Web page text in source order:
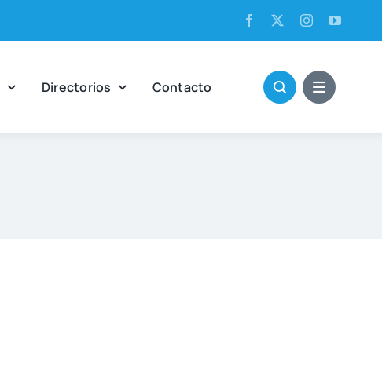
Direc­to­rios Con­tac­to